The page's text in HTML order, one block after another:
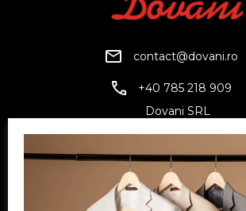
contact@dovani.ro
+40 785 218 909
Dovani SRL
Facebook
TwitterYouTube